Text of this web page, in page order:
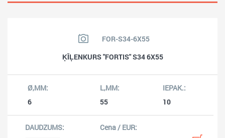
FOR-S34-6X55
ĶĪĻENKURS "FORTIS" S34 6X55
6 55 10